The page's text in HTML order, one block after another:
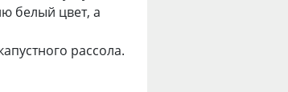
белый цвет, а
рассола.